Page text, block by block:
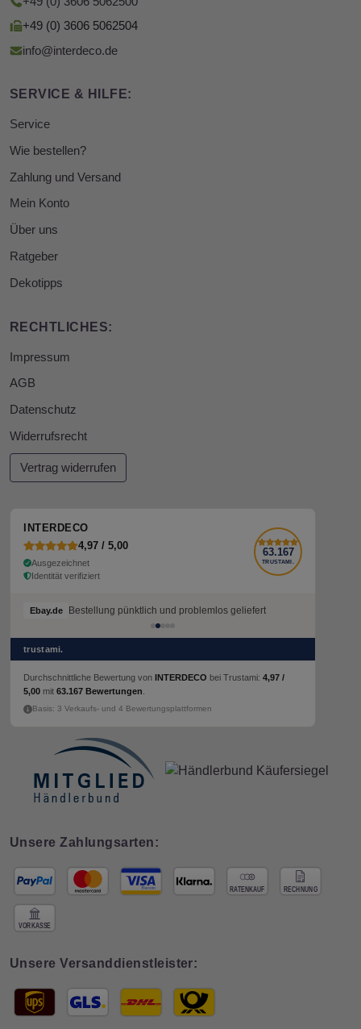
+49 (0) 3606 5062504
info@interdeco.de
SERVICE & HILFE:
Service
Wie bestellen?
Zahlung und Versand
Mein Konto
Über uns
Ratgeber
Dekotipps
RECHTLICHES:
Impressum
AGB
Datenschutz
Widerrufsrecht
Vertrag widerrufen
INTERDECO
4,97 / 5,00
Ausgezeichnet
Identität verifiziert
63.167
TRUSTAMI.
Ebay.de Bestellung pünktlich und problemlos geliefert
trustami.
Durchschnittliche Bewertung von INTERDECO bei Trustami: 4,97 /
5,00 mit 63.167 Bewertungen.
Basis: 3 Verkaufs- und 4 Bewertungsplattformen
Unsere Zahlungsarten:
Unsere Versanddienstleister: